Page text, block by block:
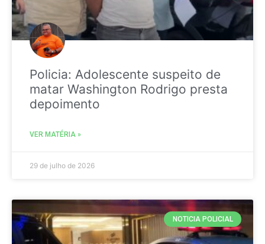
Policia: Adolescente suspeito de
matar Washington Rodrigo presta
depoimento
VER MATÉRIA »
29 de julho de 2026
NOTICIA POLICIAL